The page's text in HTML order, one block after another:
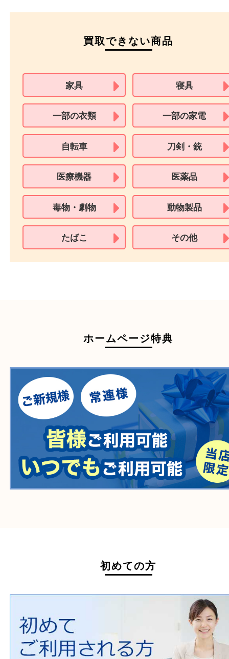
本人確認書類
運転免許証 マイナンバーカー
特別永住者証明書
住民基本台帳カード
※在留カードは消費税法改正に伴い令和3年10月1日より、本人確認書
用できません。
※身分証明書の住所に相違がある場合、ご本人様名義の現住所が確認
必要となります。
※18歳未満のお客様からの買取はいたしません。
一部の衣類 一部の家電
自転車 刀剣・銃
医療機器 医薬品
毒物・劇物 動物製品
ホームページ特典